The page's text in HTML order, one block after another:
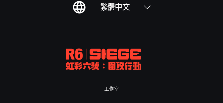
繁體中文
工作室